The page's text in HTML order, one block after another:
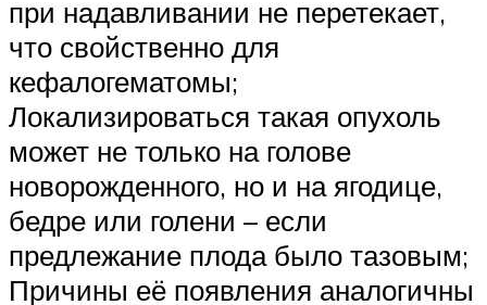
при надавливании не перетекает,
что свойственно для
кефалогематомы;
Локализироваться такая опухоль
может не только на голове
новорожденного, но и на ягодице,
бедре или голени – если
предлежание плода было тазовым;
Причины её появления аналогичны